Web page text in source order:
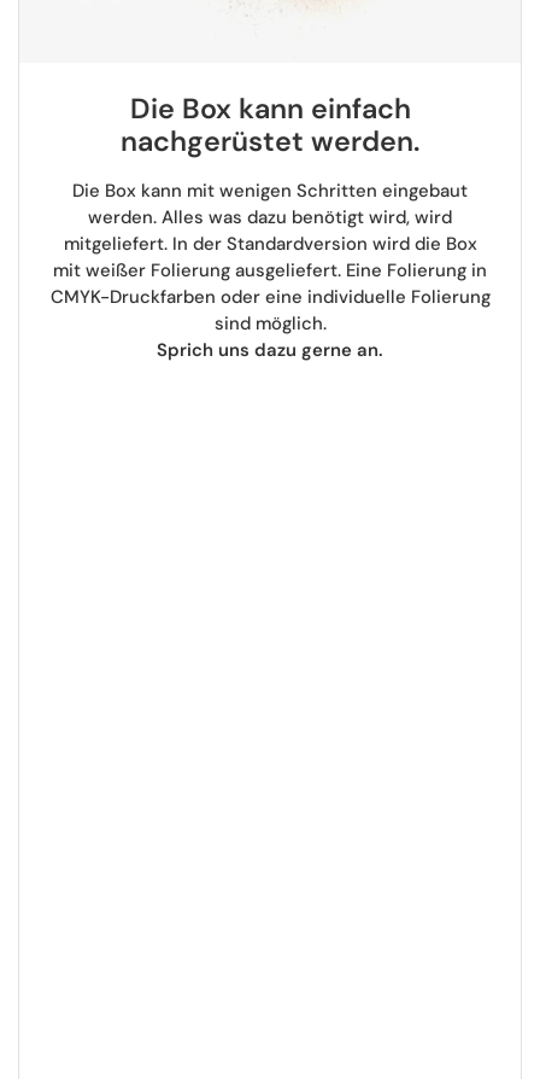
Die Box kann einfach
nachgerüstet werden.
Die Box kann mit wenigen Schritten eingebaut
werden. Alles was dazu benötigt wird, wird
mitgeliefert. In der Standardversion wird die Box
mit weißer Folierung ausgeliefert. Eine Folierung in
CMYK-Druckfarben oder eine individuelle Folierung
sind möglich.
Sprich uns dazu gerne an.